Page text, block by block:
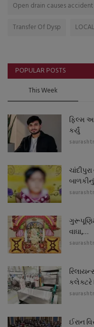
Open drain causes accident
Transfer Of Dysp
POPULAR POSTS
This Week
ફિલ્મ
કર્યું
વાઘા,...
કલેક્ટરે
ઈરાન